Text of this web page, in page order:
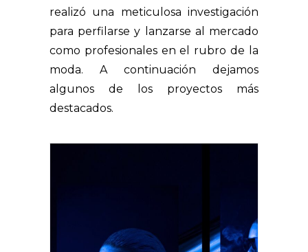
realizó una meticulosa investigación
para perfilarse y lanzarse al mercado
como profesionales en el rubro de la
moda. A continuación dejamos
algunos de los proyectos más
destacados.